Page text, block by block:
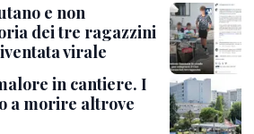
e non
dei tre ragazzini
virale
in cantiere. I
a morire altrove